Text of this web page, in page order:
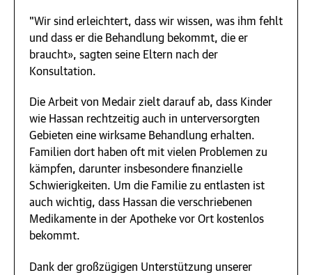
"Wir sind erleichtert, dass wir wissen, was ihm fehlt
und dass er die Behandlung bekommt, die er
braucht», sagten seine Eltern nach der
Konsultation.
Die Arbeit von Medair zielt darauf ab, dass Kinder
wie Hassan rechtzeitig auch in unterversorgten
Gebieten eine wirksame Behandlung erhalten.
Familien dort haben oft mit vielen Problemen zu
kämpfen, darunter insbesondere finanzielle
Schwierigkeiten. Um die Familie zu entlasten ist
auch wichtig, dass Hassan die verschriebenen
Medikamente in der Apotheke vor Ort kostenlos
bekommt.
Dank der großzügigen Unterstützung unserer